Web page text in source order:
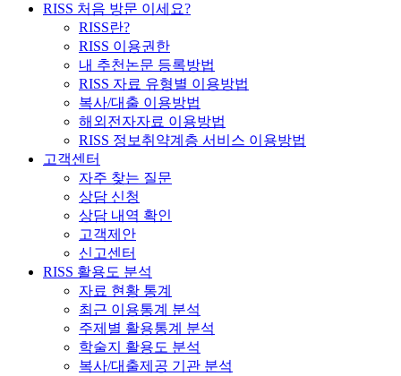
RISS 처음 방문 이세요?
RISS란?
RISS 이용권한
내 추천논문 등록방법
RISS 자료 유형별 이용방법
복사/대출 이용방법
해외전자자료 이용방법
RISS 정보취약계층 서비스 이용방법
고객센터
자주 찾는 질문
상담 신청
상담 내역 확인
고객제안
신고센터
RISS 활용도 분석
자료 현황 통계
최근 이용통계 분석
주제별 활용통계 분석
학술지 활용도 분석
복사/대출제공 기관 분석